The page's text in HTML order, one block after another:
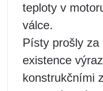
teploty v
válce.
Písty prošly za
existence
konstrukčními